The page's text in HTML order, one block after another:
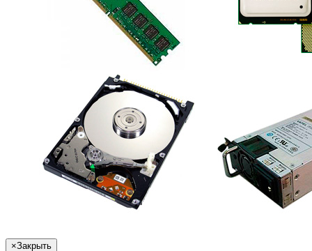
×Закрыть